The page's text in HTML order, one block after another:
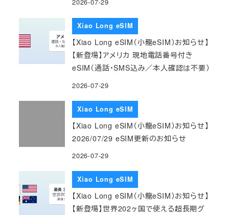
2026-07-29
Xiao Long eSIM
【Xiao Long eSIM（小龍eSIM）お知らせ】
【新登場】アメリカ 現地電話番号付き
eSIM（通話・SMS込み／本人確認は不要）
2026-07-29
Xiao Long eSIM
【Xiao Long eSIM（小龍eSIM）お知らせ】
2026/07/29 eSIM更新のお知らせ
2026-07-29
Xiao Long eSIM
【Xiao Long eSIM（小龍eSIM）お知らせ】
【新登場】世界202ヶ国で使える超長期グ